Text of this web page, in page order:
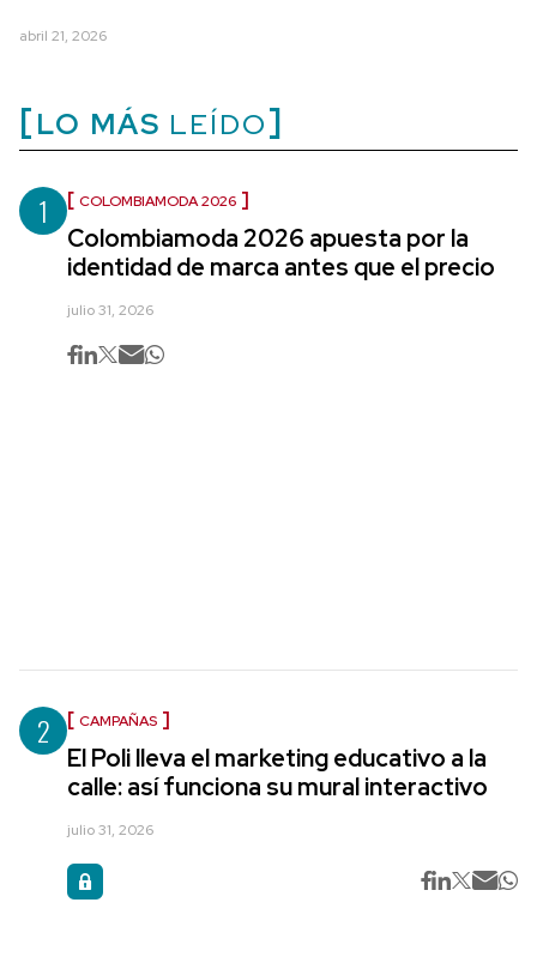
abril 21, 2026
LO MÁS LEÍDO
1 COLOMBIAMODA 2026
Colombiamoda 2026 apuesta por la
identidad de marca antes que el precio
julio 31, 2026
2 CAMPAÑAS
El Poli lleva el marketing educativo a la
calle: así funciona su mural interactivo
julio 31, 2026